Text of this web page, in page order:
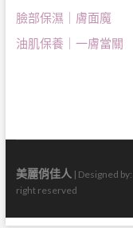
臉部保濕｜膚面魔
油肌保養｜一膚當關
美麗俏佳人| Designed by:
right reserved